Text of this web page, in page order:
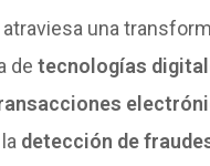
atraviesa una
de tecnologías
detección de